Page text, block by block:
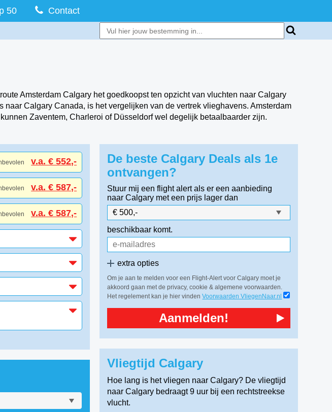
50 Contact
Amsterdam Calgary het goedkoopst ten opzicht van vluchten naar Calgary
Calgary Canada, is het vergelijken van de vertrek vlieghavens. Amsterdam
Zaventem, Charleroi of Düsseldorf wel degelijk betaalbaarder zijn.
v.a. € 552,-
v.a. € 587,-
v.a. € 587,-
De beste Calgary Deals als 1e
ontvangen?
Stuur mij een flight alert als er een aanbieding
naar Calgary met een prijs lager dan
beschikbaar komt.
extra opties
Om je aan te melden voor een Flight-Alert voor Calgary moet je
akkoord gaan met de privacy, cookie & algemene voorwaarden.
Het regelement kan je hier vindenVoorwaarden VliegenNaar.nl
Aanmelden!
Vliegtijd Calgary
Hoe lang is het vliegen naar Calgary? De vliegtijd
naar Calgary bedraagt 9 uur bij een rechtstreekse
vlucht.